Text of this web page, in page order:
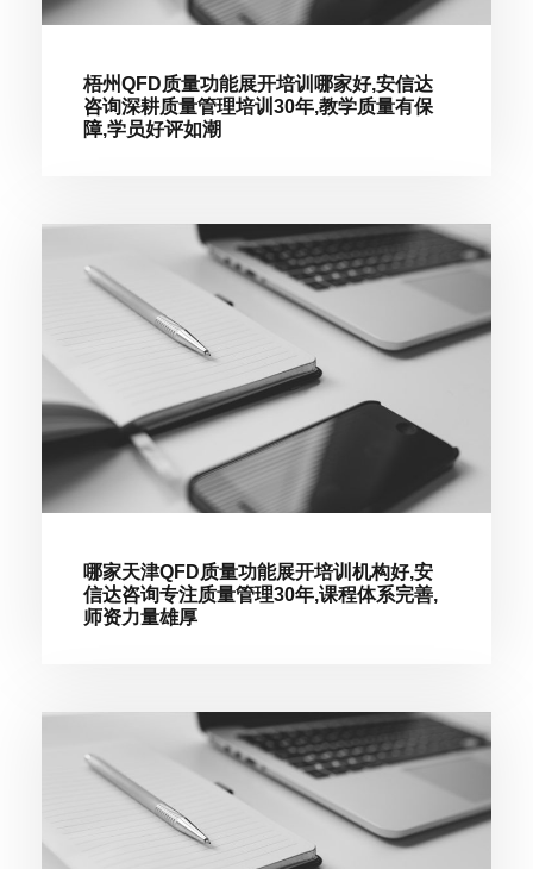
梧州QFD质量功能展开培训哪家好,安信达
咨询深耕质量管理培训30年,教学质量有保
障,学员好评如潮
哪家天津QFD质量功能展开培训机构好,安
信达咨询专注质量管理30年,课程体系完善,
师资力量雄厚